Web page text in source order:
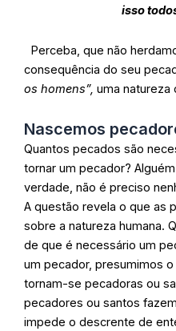
isso
Perceba, que não
consequência do seu
os homens”, uma natureza
Nascemos
Quantos pecados são
tornar um pecador?
verdade, não é preciso
A questão revela o que as
sobre a natureza humana.
de que é necessário um
um pecador, presumimos
tornam-se pecadoras ou
pecadores ou santos
impede o descrente de